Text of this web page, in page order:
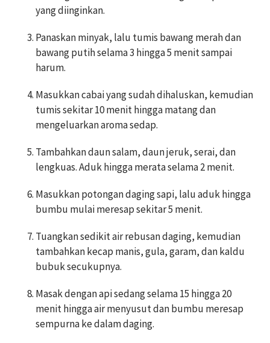
yang diinginkan.
Panaskan minyak, lalu tumis bawang merah dan
bawang putih selama 3 hingga 5 menit sampai
harum.
Masukkan cabai yang sudah dihaluskan, kemudian
tumis sekitar 10 menit hingga matang dan
mengeluarkan aroma sedap.
Tambahkan daun salam, daun jeruk, serai, dan
lengkuas. Aduk hingga merata selama 2 menit.
Masukkan potongan daging sapi, lalu aduk hingga
bumbu mulai meresap sekitar 5 menit.
Tuangkan sedikit air rebusan daging, kemudian
tambahkan kecap manis, gula, garam, dan kaldu
bubuk secukupnya.
Masak dengan api sedang selama 15 hingga 20
menit hingga air menyusut dan bumbu meresap
sempurna ke dalam daging.